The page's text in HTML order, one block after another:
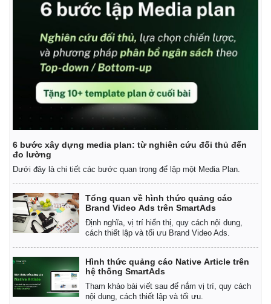
Bất động sản
Khởi nghiệp
Giá vàng
Tiêu dùng
Tỷ giá
6 bước xây dựng media plan: từ nghiên cứu đối thủ đến
đo lường
Dưới đây là chi tiết các bước quan trọng để lập một Media Plan.
Tổng quan về hình thức quảng cáo
Brand Video Ads trên SmartAds
Định nghĩa, vị trí hiển thị, quy cách nội dung,
cách thiết lập và tối ưu Brand Video Ads.
Hình thức quảng cáo Native Article trên
hệ thống SmartAds
Tham khảo bài viết sau để nắm vị trí, quy cách
nội dung, cách thiết lập và tối ưu.